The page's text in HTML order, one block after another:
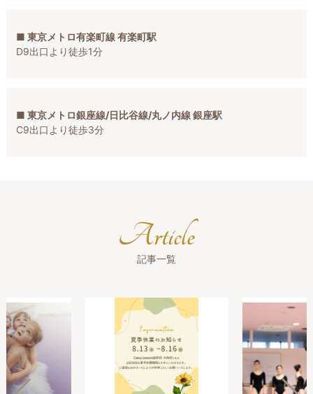
■ 東京メトロ有楽町線 有楽町駅
D9出口より徒歩1分
■ 東京メトロ銀座線/日比谷線/丸ノ内線 銀座駅
C9出口より徒歩3分
Article
記事一覧